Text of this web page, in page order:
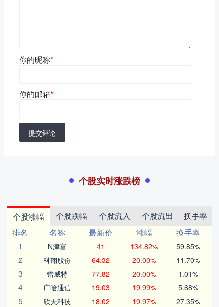
你的昵称*
你的邮箱*
提交评论
个股实时涨跌榜
个股涨幅 个股跌幅 个股流入 个股流出
换手率
排名
名称 最新价 涨幅
换手率
1
N津富 41 134.82% 59.85%
2 科翔股份 64.32 20.00% 11.70%
3 锴威特 77.82 20.00% 1.01%
4 广哈通信 19.03 19.99% 5.68%
5 欣天科技 18.02 19.97% 27.35%